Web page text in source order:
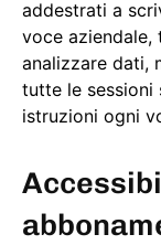
addestrati a
voce
analizzare dati,
tutte le sessioni
istruzioni ogni